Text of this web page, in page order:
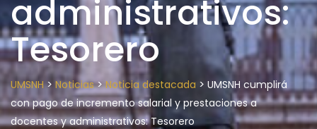
administrativos:
Tesorero
UMSNH> Noticias>Noticia destacada > UMSNH cumplirá
con pago de incremento salarial y prestaciones a
docentes y administrativos: Tesorero